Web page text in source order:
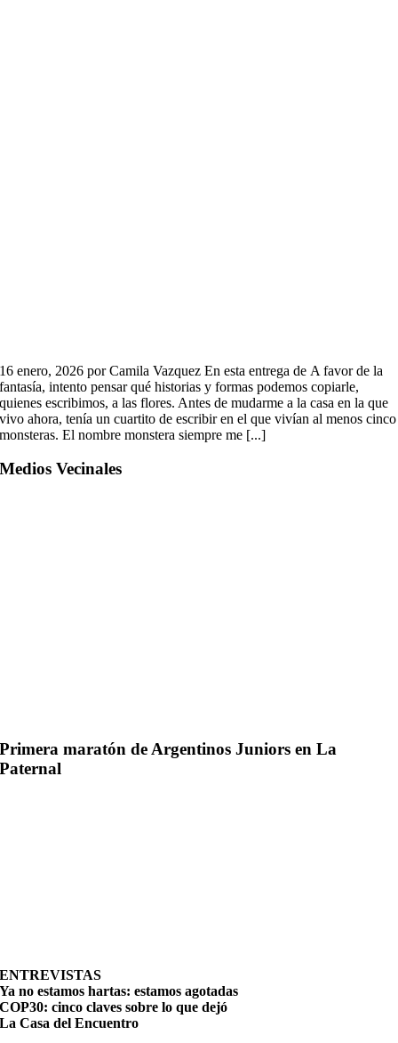
16 enero, 2026 por Camila Vazquez En esta entrega de A favor de la
fantasía, intento pensar qué historias y formas podemos copiarle,
quienes escribimos, a las flores. Antes de mudarme a la casa en la que
vivo ahora, tenía un cuartito de escribir en el que vivían al menos cinco
monsteras. El nombre monstera siempre me [...]
Medios Vecinales
Primera maratón de Argentinos Juniors en La
Paternal
ENTREVISTAS
Ya no estamos hartas: estamos agotadas
COP30: cinco claves sobre lo que dejó
La Casa del Encuentro